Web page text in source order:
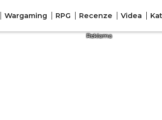
Wargaming RPG Recenze Videa